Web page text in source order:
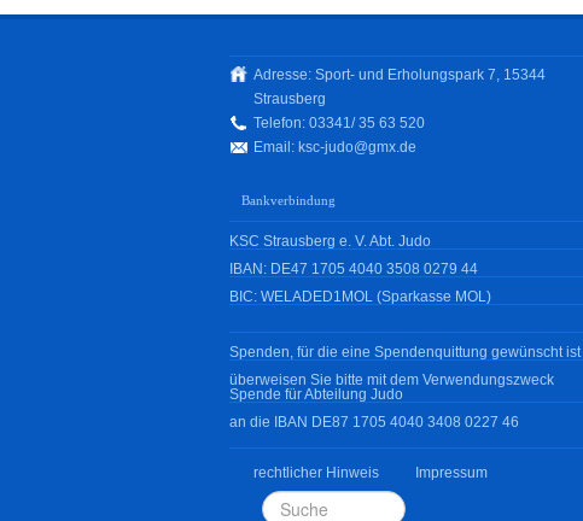
Adresse: Sport- und Erholungspark 7, 15344
Strausberg
Telefon: 03341/35 63 520
Email: ksc-judo@gmx.de
Bankverbindung
KSC Strausberg e. V. Abt. Judo
IBAN: DE47 1705 4040 3508 0279 44
BIC: WELADED1MOL (Sparkasse MOL)
Spenden, für die eine Spendenquittung gewünscht ist
überweisen Sie bitte mit dem Verwendungszweck
Spende für Abteilung Judo
an die IBAN DE87 1705 4040 3408 0227 46
rechtlicher Hinweis Impressum
Suchen